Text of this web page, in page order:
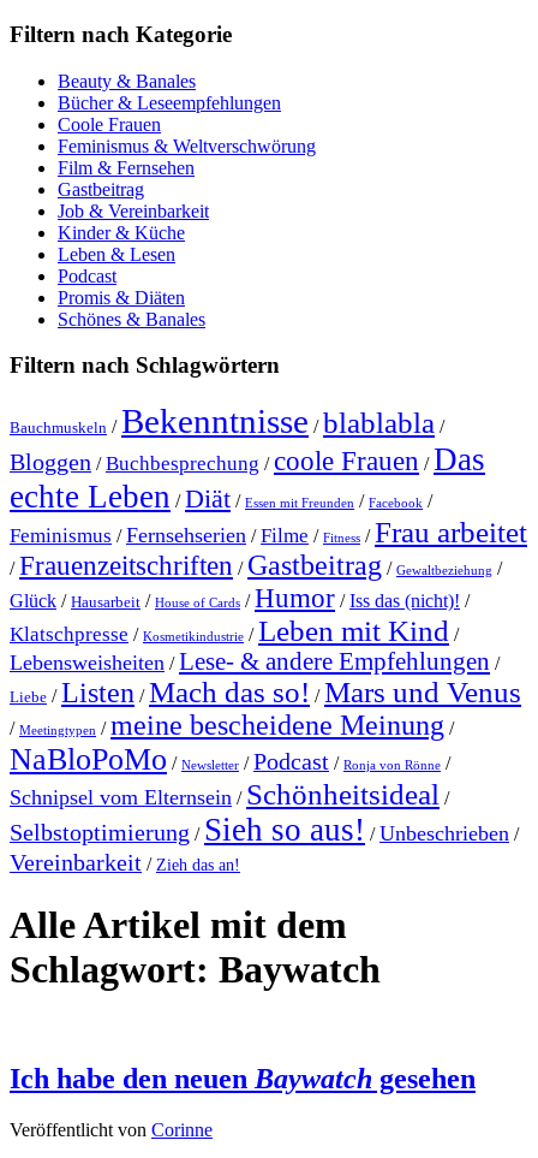
Filtern nach Kategorie
Beauty & Banales
Bücher & Leseempfehlungen
Coole Frauen
Feminismus & Weltverschwörung
Film & Fernsehen
Gastbeitrag
Job & Vereinbarkeit
Kinder & Küche
Leben & Lesen
Podcast
Promis & Diäten
Schönes & Banales
Filtern nach Schlagwörtern
Bauchmuskeln /Bekenntnisse /blablabla /
Bloggen /Buchbesprechung /coole Frauen /Das
echte Leben /Diät / Essen mit Freunden / Facebook /
Feminismus /Fernsehserien /Filme / Fitness /Frau arbeitet
/Frauenzeitschriften / Gastbeitrag / Gewaltbeziehung /
Glück / Hausarbeit / House of Cards /Humor /Iss das (nicht)! /
Klatschpresse / Kosmetikindustrie /Leben mit Kind /
Lebensweisheiten /Lese- & andere Empfehlungen /
Liebe /Listen /Mach das so! /Mars und Venus
/ Meetingtypen /meine bescheidene Meinung /
NaBloPoMo / Newsletter /Podcast / Ronja von Rönne /
Schnipsel vom Elternsein / Schönheitsideal /
Selbstoptimierung / Sieh so aus! /Unbeschrieben /
Vereinbarkeit / Zieh das an!
Alle Artikel mit dem
Schlagwort: Baywatch
Ich habe den neuen Baywatch gesehen
Veröffentlicht von Corinne